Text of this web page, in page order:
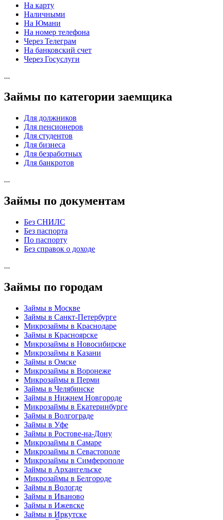
На карту
Наличными
На Юмани
На номер телефона
Через Телеграм
На банковский счет
Через Госуслуги
...
Займы по категории заемщика
Для должников
Для пенсионеров
Для студентов
Для бизнеса
Для безработных
Для банкротов
...
Займы по документам
Без СНИЛС
Без паспорта
По паспорту
Без справок о доходе
...
Займы по городам
Займы в Москве
Займы в Санкт-Петербурге
Микрозаймы в Краснодаре
Займы в Красноярске
Микрозаймы в Новосибирске
Микрозаймы в Казани
Займы в Омске
Микрозаймы в Воронеже
Микрозаймы в Перми
Займы в Челябинске
Займы в Нижнем Новгороде
Микрозаймы в Екатеринбурге
Займы в Волгограде
Займы в Уфе
Займы в Ростове-на-Дону
Микрозаймы в Самаре
Микрозаймы в Севастополе
Микрозаймы в Симферополе
Займы в Архангельске
Микрозаймы в Белгороде
Займы в Вологде
Займы в Иваново
Займы в Ижевске
Займы в Иркутске